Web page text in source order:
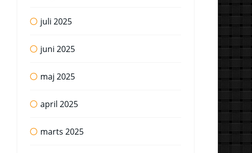
juli 2025
juni 2025
maj 2025
april 2025
marts 2025